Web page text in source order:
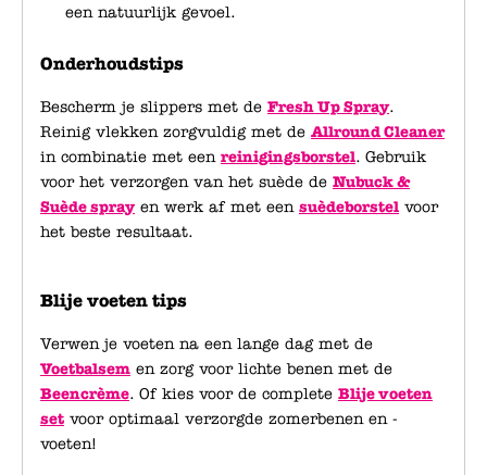
een natuurlijk gevoel.
Onderhoudstips
Bescherm je slippers met de Fresh Up Spray.
Reinig vlekken zorgvuldig met de Allround Cleaner
in combinatie met een reinigingsborstel. Gebruik
voor het verzorgen van het suède de Nubuck &
Suède sprayen werk af met een suèdeborstel voor
het beste resultaat.
Blije voeten tips
Verwen je voeten na een lange dag met de
Voetbalsem en zorg voor lichte benen met de
Beencrème. Of kies voor de complete Blije voeten
set voor optimaal verzorgde zomerbenen en -
voeten!